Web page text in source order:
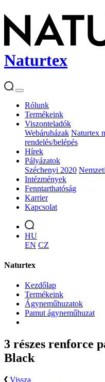
Naturtex
Rólunk
Termékeink
Viszonteladók
Webáruházak Naturtex
rendelés/belépés
Hírek
Pályázatok
Széchenyi 2020
Intézmények
Fenntarthatóság
Karrier
Kapcsolat
HU
EN CZ
Naturtex
Kezdőlap
Termékeink
Ágyneműhuzatok
Pamut ágyneműhuzat
3 részes renforce
Black
Vissza